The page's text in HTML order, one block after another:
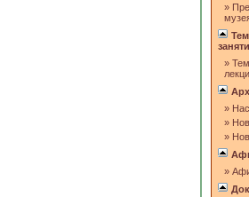
»
»
»
»
»
»